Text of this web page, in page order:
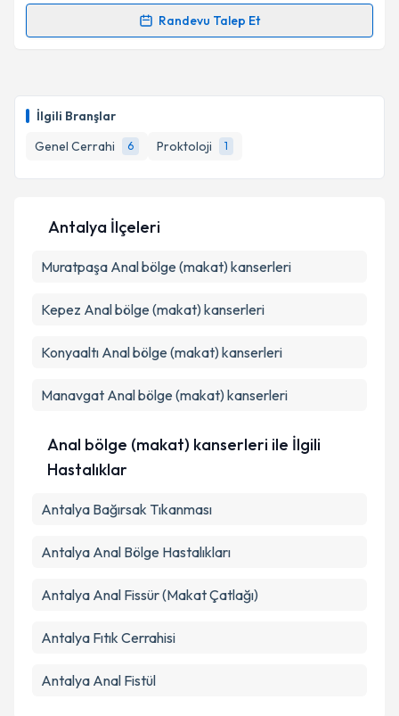
İlgili Branşlar
Genel Cerrahi
6 Proktoloji 1
Metni'ni okudum ve kişisel verilerimin belirtilen
kapsamda işlenmesini kabul ediyorum.
Randevu Talep Et
Randevu Takvimi Talebi
için bir takvim hazırlandığında e-posta ile
bilgilendireceğiz.
E-posta Adresiniz
Kişisel verilerimin işlenmesine ilişkinAydınlatma
kapsamda işlenmesini kabul ediyorum.
Takvim Talebini Gönder
Antalya İlçeleri
Muratpaşa Anal bölge (makat) kanserleri
Kepez Anal bölge (makat) kanserleri
Konyaaltı Anal bölge (makat) kanserleri
Manavgat Anal bölge (makat) kanserleri
Anal bölge (makat) kanserleri ile İlgili
Hastalıklar
Antalya Bağırsak Tıkanması
Antalya Anal Bölge Hastalıkları
Antalya Anal Fissür (Makat Çatlağı)
Antalya Fıtık Cerrahisi
Antalya Anal Fistül